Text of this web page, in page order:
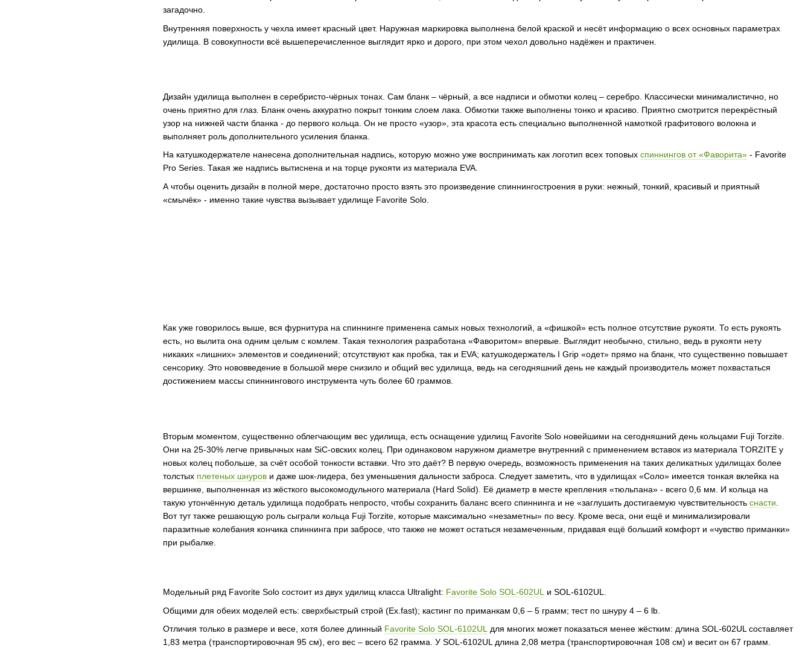
загадочно.
Внутренняя поверхность у чехла имеет красный цвет. Наружная маркировка выполнена белой краской и несёт информацию о всех основных параметрах
удилища. В совокупности всё вышеперечисленное выглядит ярко и дорого, при этом чехол довольно надёжен и практичен.
Дизайн удилища выполнен в серебристо-чёрных тонах. Сам бланк – чёрный, а все надписи и обмотки колец – серебро. Классически минималистично, но
очень приятно для глаз. Бланк очень аккуратно покрыт тонким слоем лака. Обмотки также выполнены тонко и красиво. Приятно смотрится перекрёстный
узор на нижней части бланка - до первого кольца. Он не просто «узор», эта красота есть специально выполненной намоткой графитового волокна и
выполняет роль дополнительного усиления бланка.
На катушкодержателе нанесена дополнительная надпись, которую можно уже воспринимать как логотип всех топовых спиннингов от «Фаворита» - Favorite
Pro Series. Такая же надпись вытиснена и на торце рукояти из материала EVA.
А чтобы оценить дизайн в полной мере, достаточно просто взять это произведение спиннингостроения в руки: нежный, тонкий, красивый и приятный
«смычёк» - именно такие чувства вызывает удилище Favorite Solo.
Как уже говорилось выше, вся фурнитура на спиннинге применена самых новых технологий, а «фишкой» есть полное отсутствие рукояти. То есть рукоять
есть, но вылита она одним целым с комлем. Такая технология разработана «Фаворитом» впервые. Выглядит необычно, стильно, ведь в рукояти нету
никаких «лишних» элементов и соединений; отсутствуют как пробка, так и EVA; катушкодержатель I Grip «одет» прямо на бланк, что существенно повышает
сенсорику. Это нововведение в большой мере снизило и общий вес удилища, ведь на сегодняшний день не каждый производитель может похвастаться
достижением массы спиннингового инструмента чуть более 60 граммов.
Вторым моментом, существенно облегчающим вес удилища, есть оснащение удилищ Favorite Solo новейшими на сегодняшний день кольцами Fuji Torzite.
Они на 25-30% легче привычных нам SiC-овских колец. При одинаковом наружном диаметре внутренний с применением вставок из материала TORZITE у
новых колец побольше, за счёт особой тонкости вставки. Что это даёт? В первую очередь, возможность применения на таких деликатных удилищах более
толстых плетеных шнуров и даже шок-лидера, без уменьшения дальности заброса. Следует заметить, что в удилищах «Соло» имеется тонкая вклейка на
вершинке, выполненная из жёсткого высокомодульного материала (Hard Solid). Её диаметр в месте крепления «тюльпана» - всего 0,6 мм. И кольца на
такую утончённую деталь удилища подобрать непросто, чтобы сохранить баланс всего спиннинга и не «заглушить достигаемую чувствительность снасти
Вот тут также решающую роль сыграли кольца Fuji Torzite, которые максимально «незаметны» по весу. Кроме веса, они ещё и минимализировали
паразитные колебания кончика спиннинга при забросе, что также не может остаться незамеченным, придавая ещё больший комфорт и «чувство приманки»
при рыбалке.
Модельный ряд Favorite Solo состоит из двух удилищ класса Ultralight: Favorite Solo SOL-602UL и SOL-6102UL.
Общими для обеих моделей есть: сверхбыстрый строй (Ex.fast); кастинг по приманкам 0,6 – 5 грамм; тест по шнуру 4 – 6 lb.
Отличия только в размере и весе, хотя более длинный Favorite Solo SOL-6102UL
для многих может показаться менее жёстким: длина SOL-602UL составляет
1,83 метра (транспортировочная 95 см), его вес – всего 62 грамма. У SOL-6102UL длина 2,08 метра (транспортировочная 108 см) и весит он 67 грамм.